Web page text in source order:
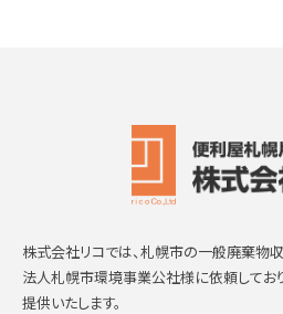
株式会社リコでは、札幌市の一般廃棄物
法人札幌市環境事業公社様に依頼してお
提供いたします。